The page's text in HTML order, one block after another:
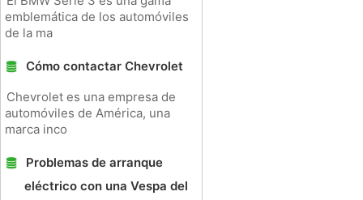
emblemática de los automóviles
de la ma
Cómo contactar Chevrolet
Chevrolet es una empresa de
automóviles de América, una
marca inco
Problemas de arranque
eléctrico con una Vespa del